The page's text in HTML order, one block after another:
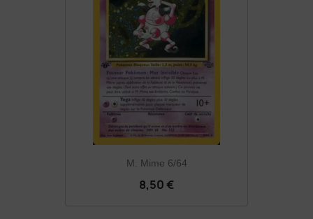
M. Mime 6/64
8,50 €